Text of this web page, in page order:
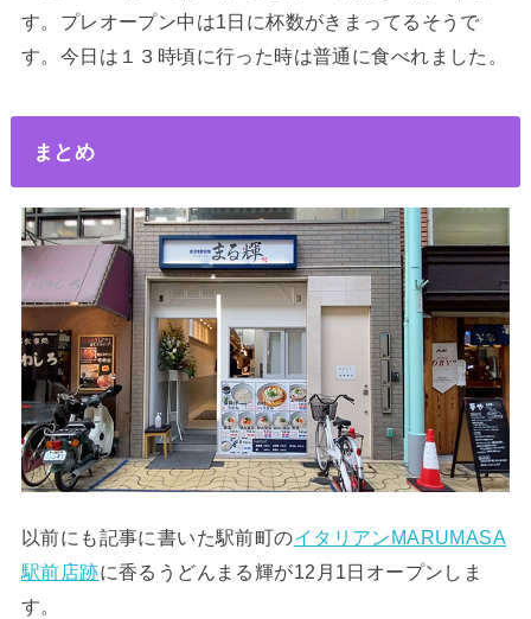
す。プレオープン中は1日に杯数がきまってるそうで
す。今日は１３時頃に行った時は普通に食べれました。
まとめ
以前にも記事に書いた駅前町のイタリアンMARUMASA
駅前店跡に香るうどんまる輝が12月1日オープンしま
す。